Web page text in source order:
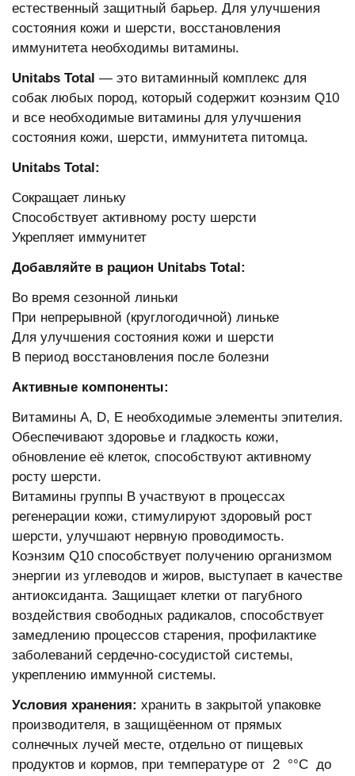
естественный защитный барьер. Для улучшения
состояния кожи и шерсти, восстановления
иммунитета необходимы витамины.
Unitabs Total — это витаминный комплекс для
собак любых пород, который содержит коэнзим Q10
и все необходимые витамины для улучшения
состояния кожи, шерсти, иммунитета питомца.
Unitabs Total:
Сокращает линьку
Способствует активному росту шерсти
Укрепляет иммунитет
Добавляйте в рацион Unitabs Total:
Во время сезонной линьки
При непрерывной (круглогодичной) линьке
Для улучшения состояния кожи и шерсти
В период восстановления после болезни
Активные компоненты:
Витамины А, D, E необходимые элементы эпителия.
Обеспечивают здоровье и гладкость кожи,
обновление её клеток, способствуют активному
росту шерсти.
Витамины группы В участвуют в процессах
регенерации кожи, стимулируют здоровый рост
шерсти, улучшают нервную проводимость.
Коэнзим Q10 способствует получению организмом
энергии из углеводов и жиров, выступает в качестве
антиоксиданта. Защищает клетки от пагубного
воздействия свободных радикалов, способствует
замедлению процессов старения, профилактике
заболеваний сердечно-сосудистой системы,
укреплению иммунной системы.
Условия хранения: хранить в закрытой упаковке
производителя, в защищёенном от прямых
солнечных лучей месте, отдельно от пищевых
продуктов и кормов, при температуре от 2 °°С до